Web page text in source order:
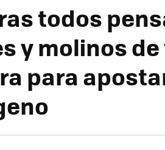
todos
y molinos
para